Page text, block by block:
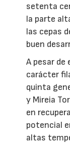
setenta
la parte
las cepas
buen
A pesar
carácter
quinta
y Mireia
en
potencial
altas